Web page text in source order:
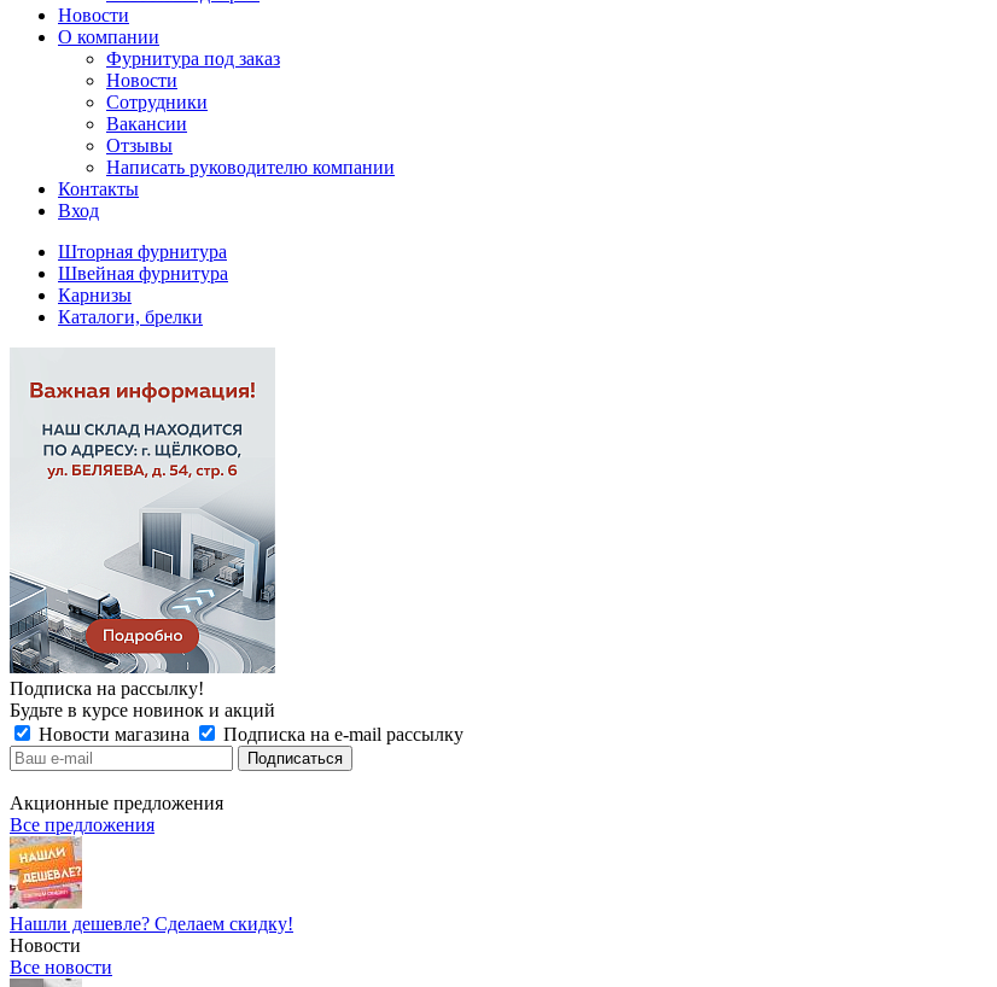
Новости
О компании
Фурнитура под заказ
Новости
Сотрудники
Вакансии
Отзывы
Написать руководителю компании
Контакты
Вход
Шторная фурнитура
Швейная фурнитура
Карнизы
Каталоги, брелки
Подписка на рассылку!
Будьте в курсе новинок и акций
Новости магазина
Подписка на e-mail рассылку
Акционные предложения
Все предложения
Нашли дешевле? Сделаем скидку!
Новости
Все новости